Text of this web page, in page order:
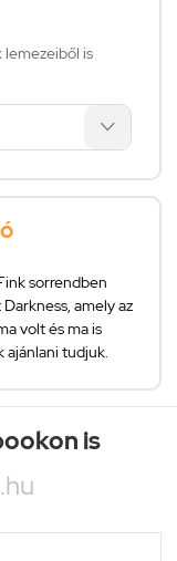
lemezeiből is
sorrendben
amely az
volt és ma is
ajánlani tudjuk.
is